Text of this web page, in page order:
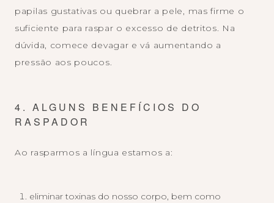
papilas gustativas ou quebrar a pele, mas firme o
suficiente para raspar o excesso de detritos. Na
dúvida, comece devagar e vá aumentando a
pressão aos poucos.
4. ALGUNS BENEFÍCIOS DO
RASPADOR
Ao rasparmos a língua estamos a:
eliminar toxinas do nosso corpo, bem como